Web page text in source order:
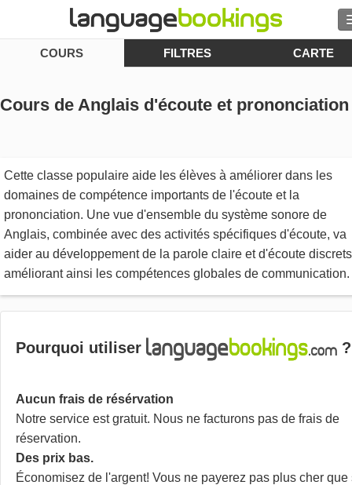
Rechercher
Se connecter
Aide
Monnaie €
Langue
COURS FILTRES CARTE
Cours de Anglais d'écoute et prononciation
Cette classe populaire aide les élèves à améliorer dans les
domaines de compétence importants de l'écoute et la
prononciation. Une vue d'ensemble du système sonore de
Anglais, combinée avec des activités spécifiques d'écoute, va
aider au développement de la parole claire et d'écoute
améliorant ainsi les compétences globales de communication.
Pourquoi utiliser ?
Aucun frais de résérvation
Notre service est gratuit. Nous ne facturons pas de frais de
réservation.
Des prix bas.
Économisez de l'argent! Vous ne payerez pas plus cher que